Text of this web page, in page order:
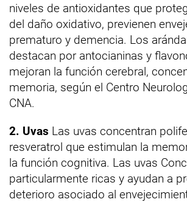
niveles de antioxidantes que
del daño oxidativo, previenen
prematuro y demencia. Los
destacan por antocianinas y
mejoran la función cerebral,
memoria, según el Centro
CNA.
2. Uvas Las uvas concentran
resveratrol que estimulan la
la función cognitiva. Las uvas
particularmente ricas y ayudan a
deterioro asociado al